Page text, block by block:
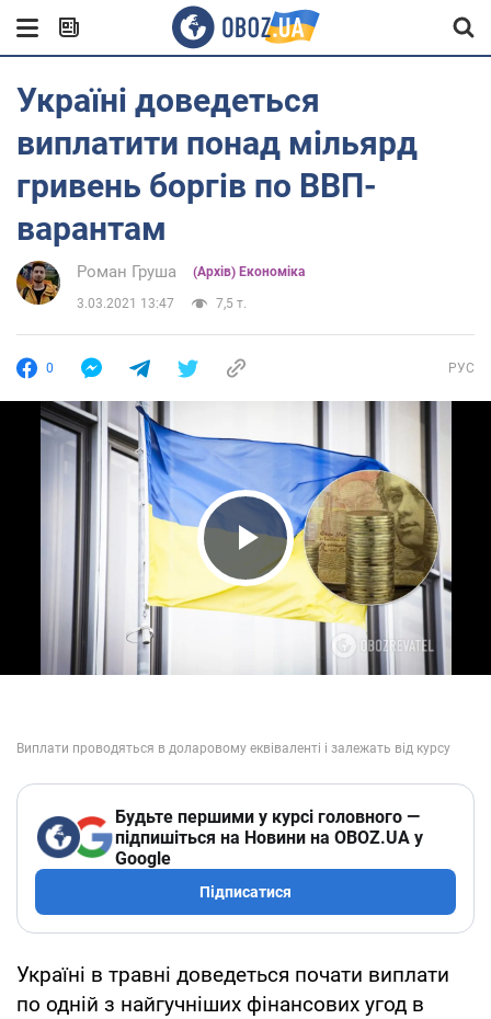
Україні доведеться
виплатити понад мільярд
гривень боргів по ВВП-
варантам
Роман Груша (Архів) Економіка
3.03.2021 13:47 7,5 т.
0 РУС
Play Video
Будьте першими у курсі головного —
підпишіться на Новини на OBOZ.UA у
Google
Підписатися
Україні в травні доведеться почати виплати
по одній з найгучніших фінансових угод в